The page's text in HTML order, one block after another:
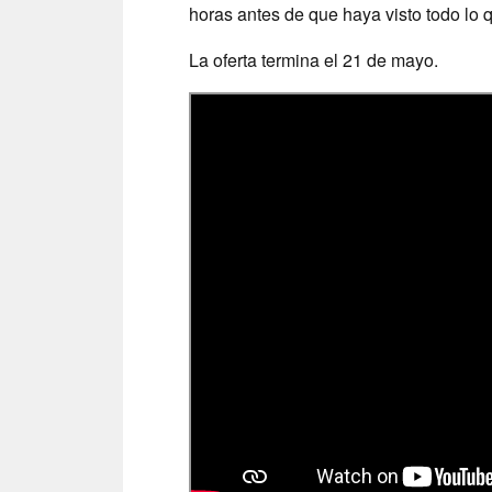
horas antes de que haya visto todo lo
La oferta termina el 21 de mayo.